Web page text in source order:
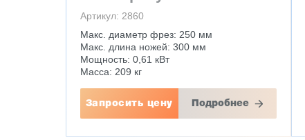
Артикул: 2860
Макс. диаметр фрез: 250 мм
Макс. длина ножей: 300 мм
Мощность: 0,61 кВт
Масса: 209 кг
Запросить цену Подробнее